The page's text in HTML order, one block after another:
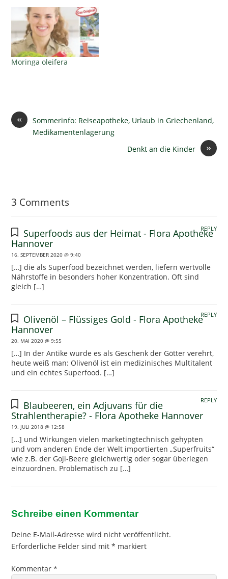
Moringa oleifera
«
Sommerinfo: Reiseapotheke, Urlaub in Griechenland,
Medikamentenlagerung
»
Denkt an die Kinder
3 Comments
Superfoods aus der Heimat - Flora Apotheke
Hannover
16. SEPTEMBER 2020 @ 9:40
[…] die als Superfood bezeichnet werden, liefern wertvolle
Nährstoffe in besonders hoher Konzentration. Oft sind
gleich […]
REPLY
Olivenöl – Flüssiges Gold - Flora Apotheke
Hannover
20. MAI 2020 @ 9:55
[…] In der Antike wurde es als Geschenk der Götter verehrt,
heute weiß man: Olivenöl ist ein medizinisches Multitalent
und ein echtes Superfood. […]
REPLY
Blaubeeren, ein Adjuvans für die
Strahlentherapie? - Flora Apotheke Hannover
19. JULI 2018 @ 12:58
[…] und Wirkungen vielen marketingtechnisch gehypten
und vom anderen Ende der Welt importierten „Superfruits“
wie z.B. der Goji-Beere gleichwertig oder sogar überlegen
einzuordnen. Problematisch zu […]
REPLY
Schreibe einen Kommentar
Deine E-Mail-Adresse wird nicht veröffentlicht.
Erforderliche Felder sind mit* markiert
Kommentar*